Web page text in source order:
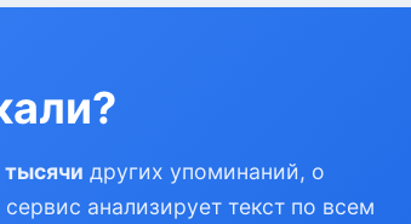
тысячи других упоминаний, о
анализирует текст по всем